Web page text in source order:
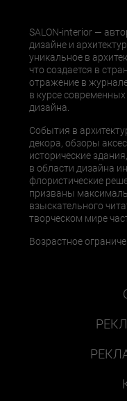
SALON-interior —
дизайне и
уникальное в
что создается в
отражение в
в курсе
дизайна.
События в
декора, обзоры
исторические
в области дизайна
флористические
призваны
взыскательного
творческом мире
Возрастное